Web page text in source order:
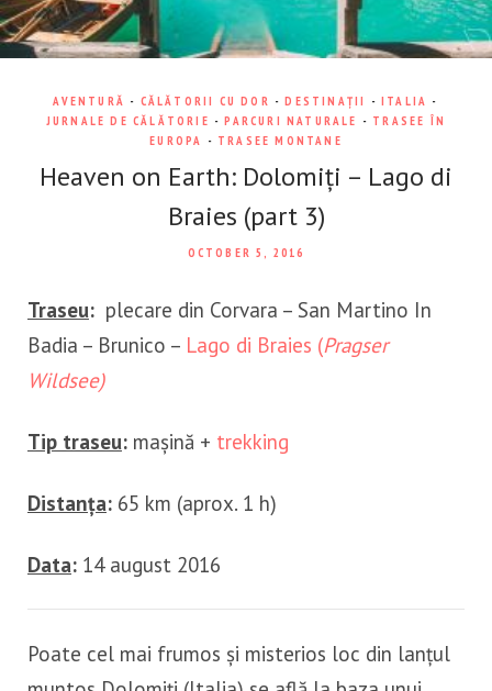
AVENTURĂ - CĂLĂTORII CU DOR -DESTINAȚII -ITALIA -
JURNALE DE CĂLĂTORIE -PARCURI NATURALE - TRASEE ÎN
EUROPA - TRASEE MONTANE
Heaven on Earth: Dolomiți – Lago di
Braies (part 3)
OCTOBER 5, 2016
Traseu: plecare din Corvara – San Martino In
Badia – Brunico – Lago di Braies (Pragser
Wildsee)
Tip traseu: mașină + trekking
Distanța: 65 km (aprox. 1 h)
Data: 14 august 2016
Poate cel mai frumos și misterios loc din lanțul